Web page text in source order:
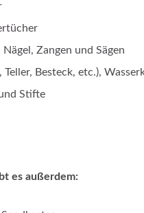
Zangen und Sägen
Teller, Besteck, etc.),
Stifte
es außerdem: